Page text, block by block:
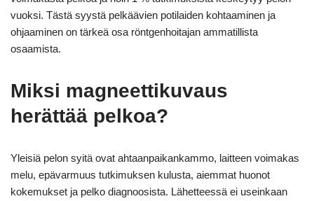
vuoksi. Tästä syystä pelkäävien potilaiden kohtaaminen ja
ohjaaminen on tärkeä osa röntgenhoitajan ammatillista
osaamista.
Miksi magneettikuvaus
herättää pelkoa?
Yleisiä pelon syitä ovat ahtaanpaikankammo, laitteen voimakas
melu, epävarmuus tutkimuksen kulusta, aiemmat huonot
kokemukset ja pelko diagnoosista. Lähetteessä ei useinkaan